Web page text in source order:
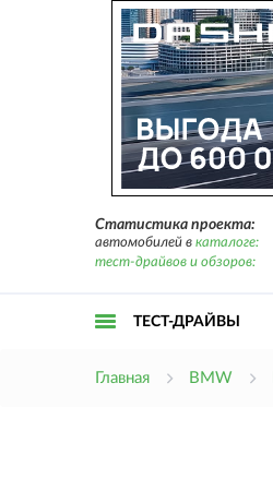
Статистика проекта:
автомобилей в каталоге:
тест-драйвов и обзоров:
ТЕСТ-ДРАЙВЫ
Главная BMW